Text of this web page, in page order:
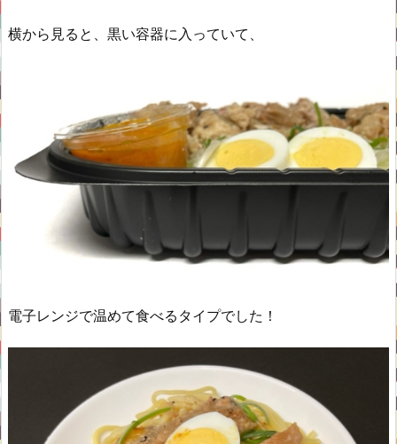
横から見ると、黒い容器に入っていて、
電子レンジで温めて食べるタイプでした！